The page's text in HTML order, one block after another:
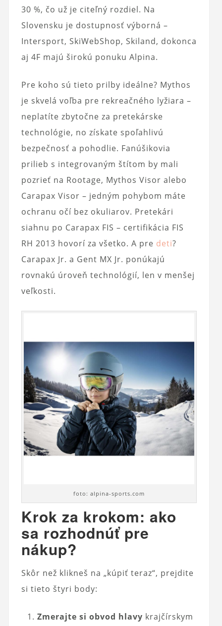
30 %, čo už je citeľný rozdiel. Na
Slovensku je dostupnosť výborná –
Intersport, SkiWebShop, Skiland, dokonca
aj 4F majú širokú ponuku Alpina.
Pre koho sú tieto prilby ideálne? Mythos
je skvelá voľba pre rekreačného lyžiara –
neplatíte zbytočne za pretekárske
technológie, no získate spoľahlivú
bezpečnosť a pohodlie. Fanúšikovia
prilieb s integrovaným štítom by mali
pozrieť na Rootage, Mythos Visor alebo
Carapax Visor – jedným pohybom máte
ochranu očí bez okuliarov. Pretekári
siahnu po Carapax FIS – certifikácia FIS
RH 2013 hovorí za všetko. A pre deti?
Carapax Jr. a Gent MX Jr. ponúkajú
rovnakú úroveň technológií, len v menšej
veľkosti.
foto: alpina-sports.com
Krok za krokom: ako
sa rozhodnúť pre
nákup?
Skôr než klikneš na „kúpiť teraz“, prejdite
si tieto štyri body:
Zmerajte si obvod hlavy krajčírskym